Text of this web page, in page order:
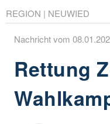
REGION | NEUWIED
Nachricht vom
Rettung